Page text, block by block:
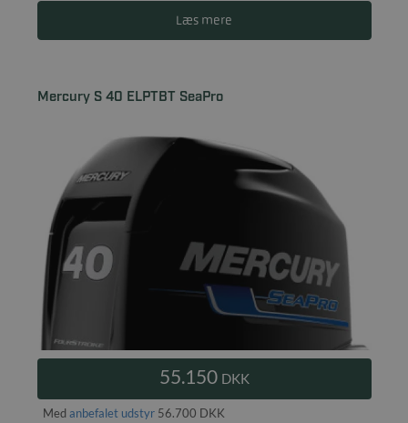
Læs mere
Mercury S 40 ELPTBT SeaPro
55.150 DKK
Med anbefalet udstyr56.700 DKK